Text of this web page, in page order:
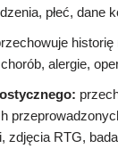
płeć, dane
alergie,
zdjęcia RTG,